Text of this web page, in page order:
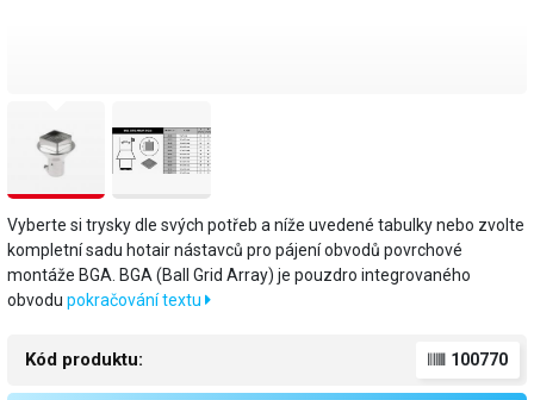
Vyberte si trysky dle svých potřeb a níže uvedené tabulky nebo zvolte
kompletní sadu hotair nástavců pro pájení obvodů povrchové
montáže BGA. BGA (Ball Grid Array) je pouzdro integrovaného
obvodu pokračování textu
Kód produktu: 100770